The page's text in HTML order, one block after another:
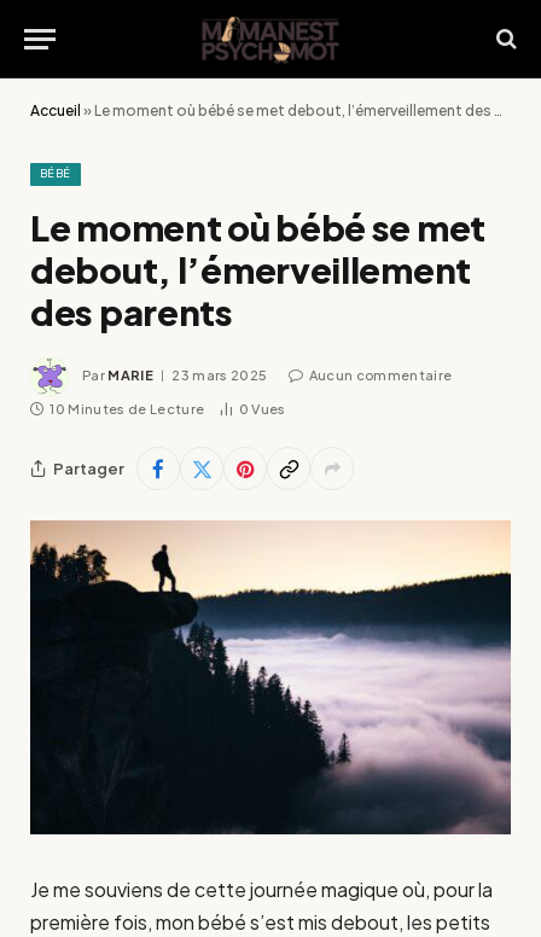
Accueil »Le moment où bébé se met debout, l’émerveillement des parents
BÉBÉ
Le moment où bébé se met
debout, l’émerveillement
des parents
Par MARIE 23 mars 2025 Aucun commentaire
10 Minutes de Lecture 0Vues
Partager
Je me souviens de cette journée magique où, pour la
première fois, mon bébé s’est mis debout, les petits